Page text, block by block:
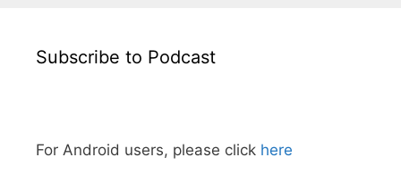
Subscribe to Podcast
For Android users, please click here